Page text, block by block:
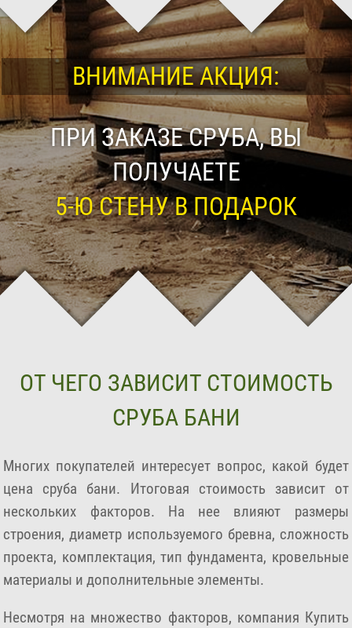
ВНИМАНИЕ АКЦИЯ:
ПРИ ЗАКАЗЕ СРУБА, ВЫ
ПОЛУЧАЕТЕ
5-Ю СТЕНУ В ПОДАРОК
ОТ ЧЕГО ЗАВИСИТ СТОИМОСТЬ
СРУБА БАНИ
Многих покупателей интересует вопрос, какой будет
цена сруба бани. Итоговая стоимость зависит от
нескольких факторов. На нее влияют размеры
строения, диаметр используемого бревна, сложность
проекта, комплектация, тип фундамента, кровельные
материалы и дополнительные элементы.
Несмотря на множество факторов, компания Купить